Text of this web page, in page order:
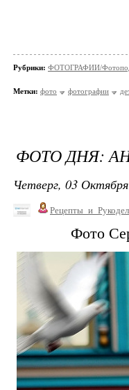
Рубрики: ФОТОГРАФИИ/
Метки: фото фотографии
ФОТО ДНЯ:
Четверг, 03
Фото